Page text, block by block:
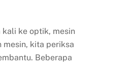
kali ke optik, mesin
kita periksa
Beberapa